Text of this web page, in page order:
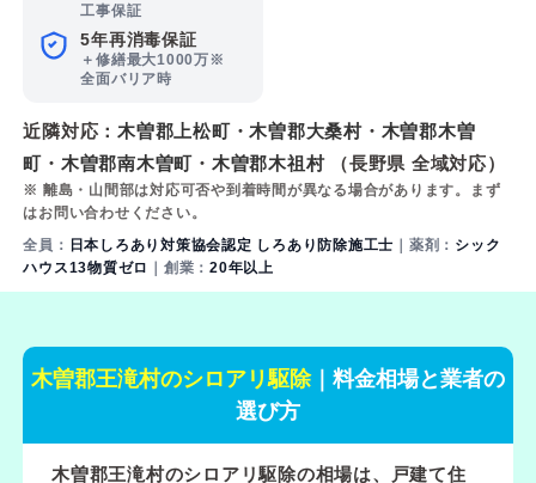
工事保証
5年再消毒保証
＋修繕最大1000万※
全面バリア時
近隣対応：木曽郡上松町・木曽郡大桑村・ 木曽郡木曽
町 ・ 木曽郡南木曽町 ・ 木曽郡木祖村（長野県 全域対応）
※ 離島・山間部は対応可否や到着時間が異なる場合があります。まず
はお問い合わせください。
全員： 日本しろあり対策協会認定 しろあり防除施工士 ｜薬剤： シック
ハウス13物質ゼロ ｜創業：20年以上
木曽郡王滝村のシロアリ駆除｜料金相場と業者の
選び方
木曽郡王滝村のシロアリ駆除の相場は、戸建て住